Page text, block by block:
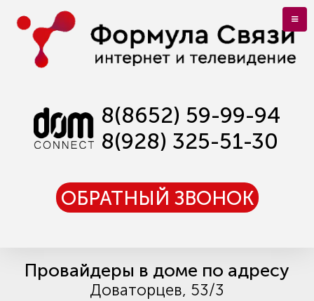
8(8652) 59-99-94
8(928) 325-51-30
ОБРАТНЫЙ ЗВОНОК
Провайдеры в доме по адресу
Доваторцев, 53/3